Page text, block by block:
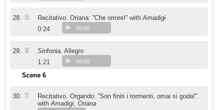
28. 55 Recitativo. Oriana: ''Che orrore!'' withAmadigi
0:24
00:00
29. 56
Sinfonia. Allegro
1:21
00:00
Scene 6
30. 57
Recitativo. Orgando: ''Son finiti i tormenti, omai si goda!''.
withAmadigi, Oriana